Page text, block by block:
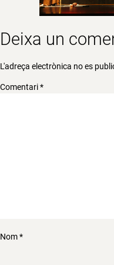
Deixa un
L'adreça electrònica no es
Comentari*
Nom*